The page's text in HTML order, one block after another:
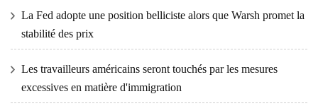
La Fed adopte une position belliciste alors que Warsh promet la
stabilité des prix
Les travailleurs américains seront touchés par les mesures
excessives en matière d'immigration